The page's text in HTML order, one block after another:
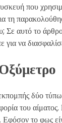
που
τη
Σε αυτό το
για να
δύο
του
το φως